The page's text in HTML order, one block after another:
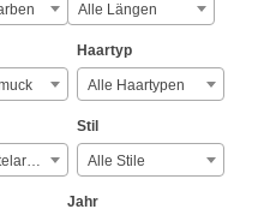
Alle Längen
Haartyp
Alle Haartypen
Alle Scheitelarten
Stil
Alle Stile
Jahr